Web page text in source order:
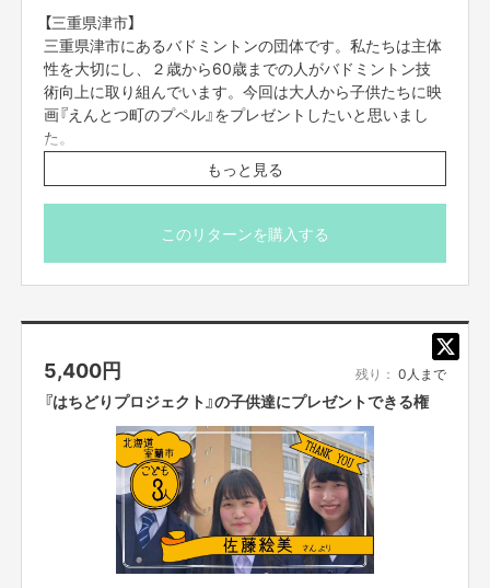
前例の無い試みですので、まだまだ手探りな部分もあり、ご迷惑をおかけす
ることもあるかもしれませんが、ここで前例を作って、映画をプレゼントす
る文化が根付き、映画制作に携わる全てのクリエイターの活動の後押しにな
ればいいな、と本気で考えております。
最後になりますが、今の僕の正直な想いを一言だけ言わせてください。
夢が叶う瞬間を見せて、子供達が夢を見ることができる国にしたいです。
【三重県津市】
‪三重県津市にあるバドミントンの団体です。私たちは主体
性を大切にし、２歳から60歳までの人がバドミントン技
術向上に取り組んでいます。今回は大人から子供たちに映
画『えんとつ町のプペル』をプレゼントしたいと思いまし
た。
『バドミントン自主練会FBC』の子供達2人に、映画『えんと
つ町のプペル』をプレゼントできる権です。
人名に限ります）をご記入ください。
※お届け予定日は「目安」です。団体の代表者様と連絡をと
りあって、都合が合うタイミングでお届けします。
もっと見る
このリターンを購入する
5,400円 残り： 0人まで
『はちどりプロジェクト』の子供達にプレゼントできる権